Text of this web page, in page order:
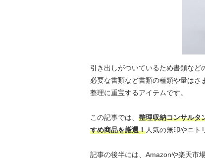
引き出しがついているため書類な
必要な書類など書類の種類や量は
整理に重宝するアイテムです。
この記事では、 整理収納コンサルタ
すめ商品を厳選！人気の無印やニト
記事の後半には、Amazonや楽天市